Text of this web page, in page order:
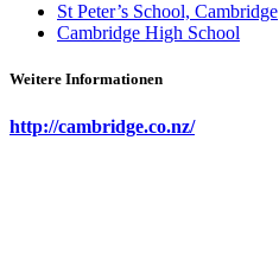
St Peter’s School, Cambridge
Cambridge High School
Weitere Informationen
http://cambridge.co.nz/